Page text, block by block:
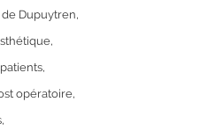
Dupuytren
patients
opératoire